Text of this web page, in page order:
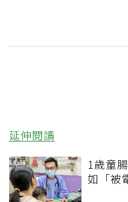
延伸閱讀
1歲童
如「被